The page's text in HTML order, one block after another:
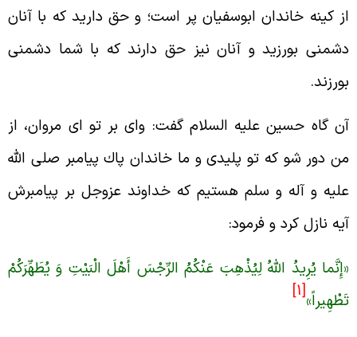
كينه خاندان ابوسفيان پر است؛ و حق داريد كه با آنان
بورزيد و آنان نيز حق دارند كه با شما دشمنى
گاه حسين عليه السلام گفت: واى بر تو اى مروان، از
دور شو كه تو پليدى و ما خاندان پاك پيامبر صلى الله
و آله و سلم هستيم كه خداوند عزوجل بر پيامبرش
نازل كرد و فرمود:
يُرِيدُ اللَّهُ لِيُذْهِبَ عَنْكُمُ الرِّجْسَ أَهْلَ الْبَيْتِ وَ يُطَهِّرَكُمْ
[1]